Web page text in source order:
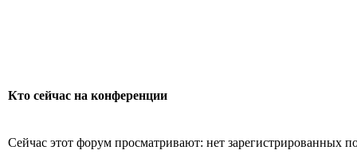
Кто сейчас на конференции
Сейчас этот форум просматривают: нет зарегистрированных